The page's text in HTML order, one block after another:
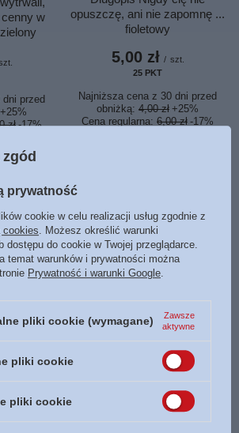
w
dni przed
+25%
zł -17%
opuszczę, ani nie zapomnę ...
fioletowy
5,00 zł / szt.
25 PKT
Najniższa cena z 30 dni przed
obniżką: 4,00 zł +25%
Cena regularna: 6,00 zł -17%
lepsza
zł -17%
Długopis Jesteś dla mnie
największym skarbem -
różowy
5,00 zł
Najniższa cena z 30 dni przed
obniżką:4,00 zł +25%
BESTSELLERY
prywatność
cookie w celu realizacji usług zgodnie z
cookies . Możesz określić warunki
dostępu do cookie w Twojej przeglądarce.
temat warunków i prywatności można
Prywatność i warunki Google
pliki cookie (wymagane)
Zawsze
aktywne
pliki cookie
pliki cookie